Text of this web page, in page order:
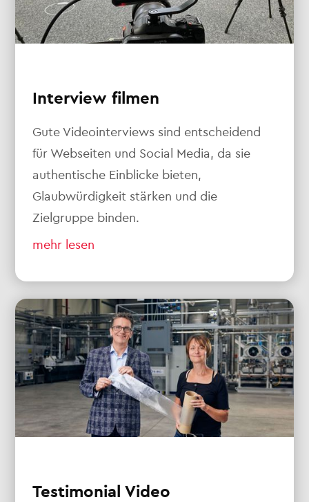
Interview filmen
Gute Videointerviews sind entscheidend
für Webseiten und Social Media, da sie
authentische Einblicke bieten,
Glaubwürdigkeit stärken und die
Zielgruppe binden.
mehr lesen
Testimonial Video